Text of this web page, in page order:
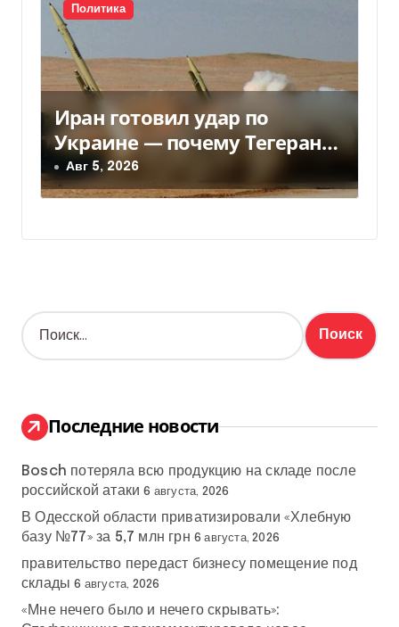
Политика
Иран готовил удар по
Украине — почему Тегеран
передумал
Авг 5, 2026
Н
а
:
Последние новости
Bosch потеряла всю продукцию на складе после
российской атаки 6 августа, 2026
В Одесской области приватизировали «Хлебную
базу №77» за 5,7 млн грн 6 августа, 2026
правительство передаст бизнесу помещение под
склады 6 августа, 2026
«Мне нечего было и нечего скрывать»: